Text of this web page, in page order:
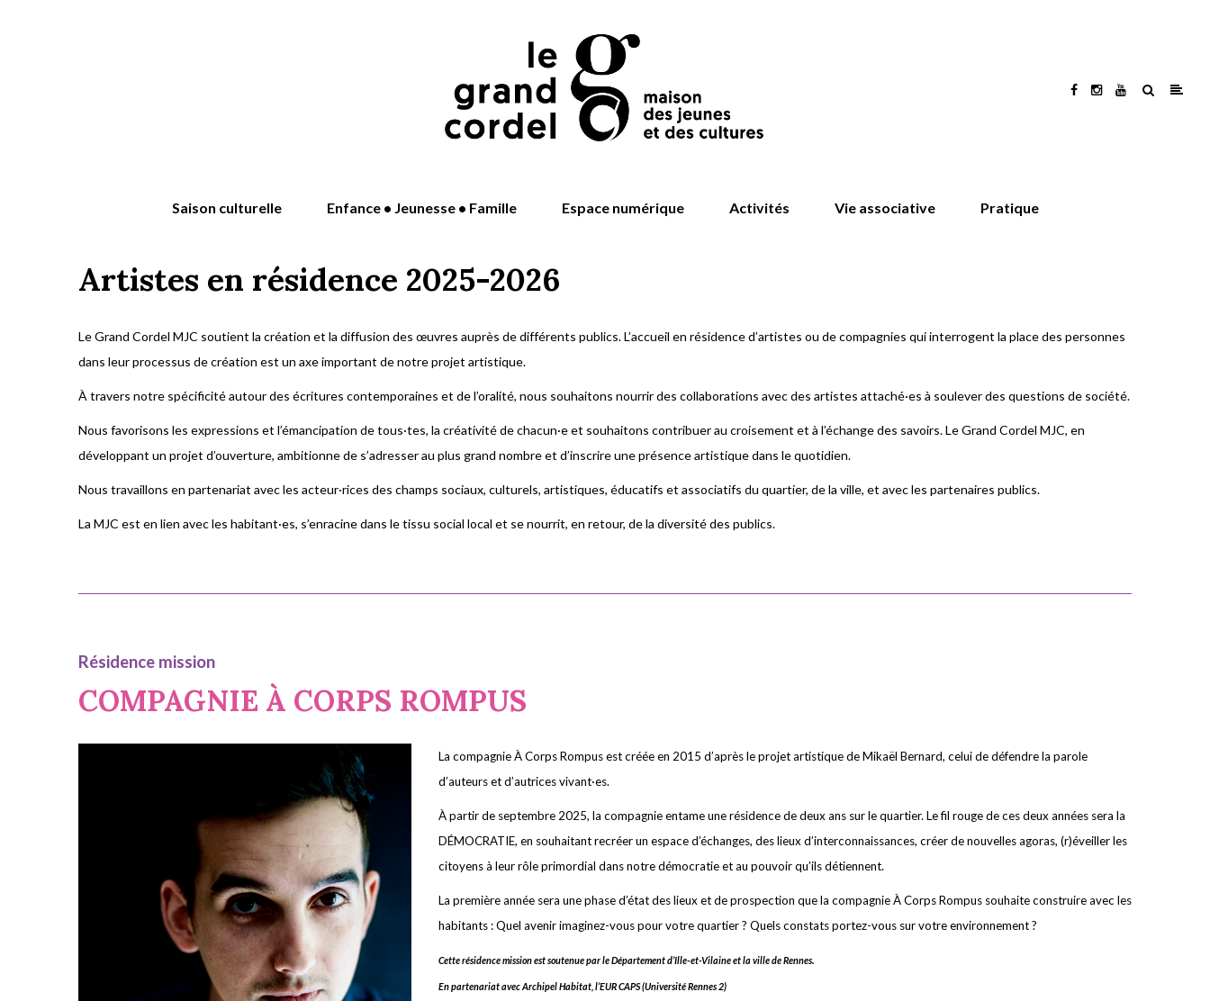
Saison culturelle Enfance • Jeunesse • Famille Espace numérique Activités Vie associative Pratique
Artistes en résidence 2025-2026
Le Grand Cordel MJC soutient la création et la diffusion des œuvres auprès de différents publics. L’accueil en résidence d’artistes ou de compagnies qui interrogent la place des personnes
dans leur processus de création est un axe important de notre projet artistique.
À travers notre spécificité autour des écritures contemporaines et de l’oralité, nous souhaitons nourrir des collaborations avec des artistes attaché·es à soulever des questions de société.
Nous favorisons les expressions et l’émancipation de tous·tes, la créativité de chacun·e et souhaitons contribuer au croisement et à l’échange des savoirs. Le Grand Cordel MJC, en
développant un projet d’ouverture, ambitionne de s’adresser au plus grand nombre et d’inscrire une présence artistique dans le quotidien.
Nous travaillons en partenariat avec les acteur·rices des champs sociaux, culturels, artistiques, éducatifs et associatifs du quartier, de la ville, et avec les partenaires publics.
La MJC est en lien avec les habitant·es, s’enracine dans le tissu social local et se nourrit, en retour, de la diversité des publics.
Résidence mission
COMPAGNIE À CORPS ROMPUS
La compagnie À Corps Rompus est créée en 2015 d’après le projet artistique de Mikaël Bernard, celui de défendre la parole
d’auteurs et d’autrices vivant·es.
À partir de septembre 2025, la compagnie entame une résidence de deux ans sur le quartier. Le fil rouge de ces deux années sera la
DÉMOCRATIE, en souhaitant recréer un espace d’échanges, des lieux d’interconnaissances, créer de nouvelles agoras, (r)éveiller les
citoyens à leur rôle primordial dans notre démocratie et au pouvoir qu’ils détiennent.
La première année sera une phase d’état des lieux et de prospection que la compagnie À Corps Rompus souhaite construire avec les
habitants : Quel avenir imaginez-vous pour votre quartier ? Quels constats portez-vous sur votre environnement ?
Cette résidence mission est soutenue par le Département d’Ille-et-Vilaine et la ville de Rennes.
En partenariat avec Archipel Habitat, l’EUR CAPS (Université Rennes 2)